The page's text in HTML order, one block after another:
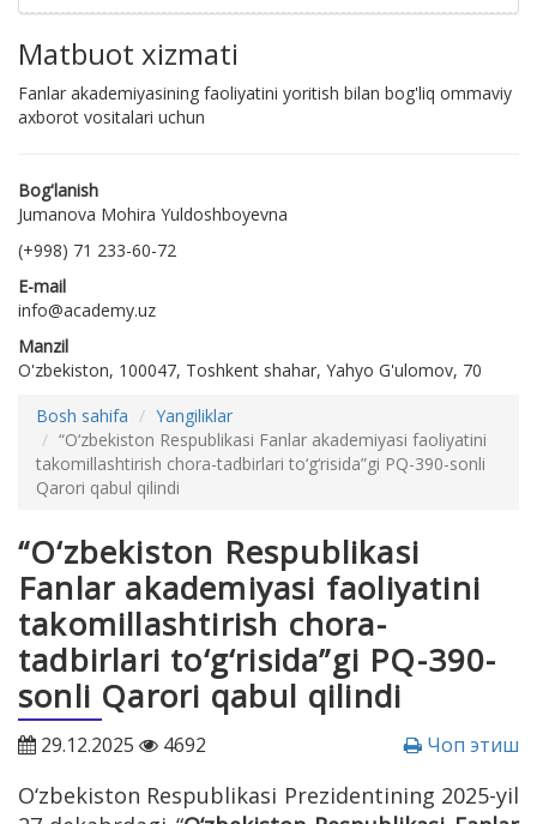
Matbuot xizmati
Fanlar akademiyasining faoliyatini yoritish bilan bog'liq ommaviy
axborot vositalari uchun
Bog'lanish
Jumanova Mohira Yuldoshboyevna
(+998) 71 233-60-72
E-mail
info@academy.uz
Manzil
O'zbekiston, 100047, Toshkent shahar, Yahyo G'ulomov, 70
Bosh sahifa
Yangiliklar
“O‘zbekiston Respublikasi Fanlar akademiyasi faoliyatini
takomillashtirish chora-tadbirlari to‘g‘risida”gi PQ-390-sonli
Qarori qabul qilindi
“O‘zbekiston Respublikasi
Fanlar akademiyasi faoliyatini
takomillashtirish chora-
tadbirlari to‘g‘risida”gi PQ-390-
sonli Qarori qabul qilindi
29.12.2025 4692 Чоп этиш
O‘zbekiston Respublikasi Prezidentining 2025-yil